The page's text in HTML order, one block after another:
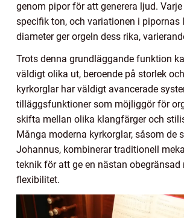
genom pipor för att generera ljud. Varje
specifik ton, och variationen i pipornas
diameter ger orgeln dess rika,
Trots denna grundläggande funktion
väldigt olika ut, beroende på storlek
kyrkorglar har väldigt avancerade
tilläggsfunktioner som möjliggör för
skifta mellan olika klangfärger och
Många moderna kyrkorglar, såsom de
Johannus, kombinerar traditionell
teknik för att ge en nästan
flexibilitet.